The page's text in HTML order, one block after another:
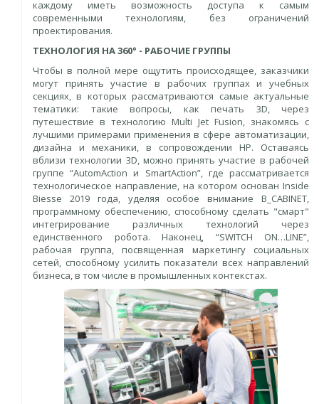
каждому иметь возможность доступа к самым
современными технологиям, без ограничений
проектирования.
ТЕХНОЛОГИЯ НА 360° - РАБОЧИЕ ГРУППЫ
Чтобы в полной мере ощутить происходящее, заказчики
могут принять участие в рабочих группах и учебных
секциях, в которых рассматриваются самые актуальные
тематики: такие вопросы, как печать 3D, через
путешествие в технологию Multi Jet Fusion, знакомясь с
лучшими примерами применения в сфере автоматизации,
дизайна и механики, в сопровождении HP. Оставаясь
вблизи технологии 3D, можно принять участие в рабочей
группе “AutomAction и SmartAction”, где рассматривается
технологическое направление, на котором основан Inside
Biesse 2019 года, уделяя особое внимание B_CABINET,
программному обеспечению, способному сделать "смарт"
интегрирование различных технологий через
единственного робота. Наконец, “SWITCH ON…LINE”,
рабочая группа, посвященная маркетингу социальных
сетей, способному усилить показатели всех направлений
бизнеса, в том числе в промышленных контекстах.